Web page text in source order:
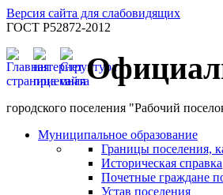
Версия сайта для слабовидящих
ГОСТ Р52872-2012
городского поселения "Рабочий
Муниципальное образование
Границы поселения,
Историческая справка
Почетные граждане
Устав поселения